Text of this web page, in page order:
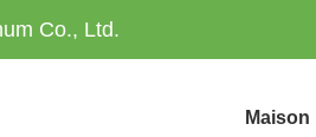
Co., Ltd.
Maison